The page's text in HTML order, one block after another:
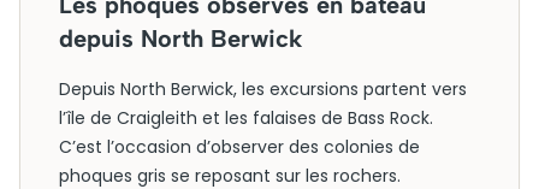
depuis North Berwick
Depuis North Berwick, les excursions partent vers
l’île de Craigleith et les falaises de Bass Rock.
C’est l’occasion d’observer des colonies de
phoques gris se reposant sur les rochers.